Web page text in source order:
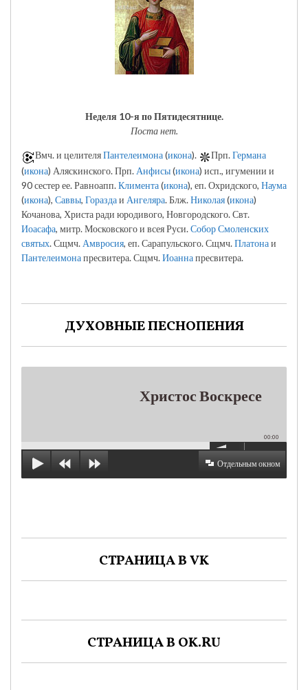
Неделя 10-я по Пятидесятнице.
Поста нет.
Вмч. и целителяПантелеимона(икона). Прп.Германа
(икона) Аляскинского. Прп.Анфисы(икона) исп., игумении и
90 сестер ее. Равноапп.Климента(икона), еп. Охридского, Наума
(икона), Саввы, Гораздаи Ангеляра. Блж.Николая(икона)
Кочанова, Христа ради юродивого, Новгородского. Свт.
Иоасафа, митр. Московского и всея Руси.Собор Смоленских
святых. Сщмч.Амвросия, еп. Сарапульского. Сщмч.Платонаи
Пантелеимонапресвитера. Сщмч.Иоаннапресвитера.
ДУХОВНЫЕ ПЕСНОПЕНИЯ
Христос Воскресе
00:00
Отдельным окном
СТРАНИЦА В VK
СТРАНИЦА В OK.RU